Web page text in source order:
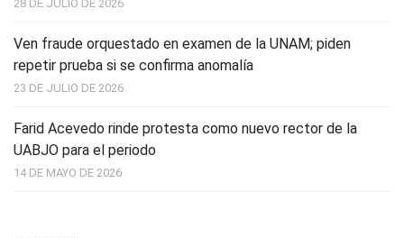
28 DE JULIO DE 2026
Ven fraude orquestado en examen de la UNAM; piden
repetir prueba si se confirma anomalía
23 DE JULIO DE 2026
Farid Acevedo rinde protesta como nuevo rector de la
UABJO para el periodo
14 DE MAYO DE 2026